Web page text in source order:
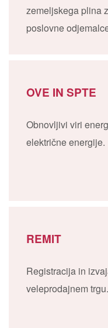
zemeljskega plina
poslovne
OVE IN SPTE
Obnovljivi viri
električne energije.
REMIT
Registracija in
veleprodajnem trgu.